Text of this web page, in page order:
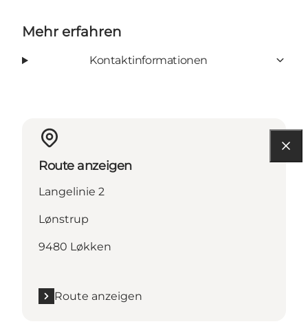
Mehr erfahren
Kontaktinformationen
Route anzeigen
Langelinie 2
Lønstrup
9480 Løkken
Route anzeigen